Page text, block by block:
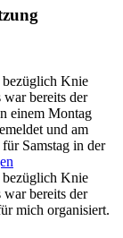
bezüglich Knie
war bereits der
einem Montag
und am
Samstag in der
bezüglich Knie
war bereits der
mich organisiert.